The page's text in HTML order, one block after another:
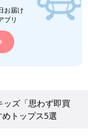
お届け
プリ
ッズ「思わず即買
トップス5選